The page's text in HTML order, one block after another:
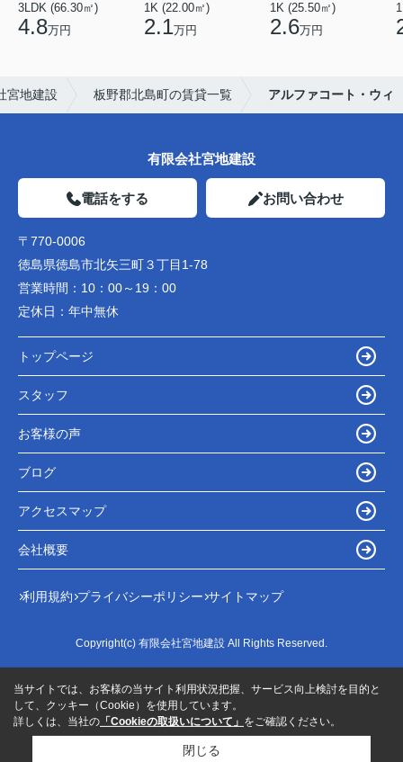
3LDK (66.30㎡)
4.8万円
1K (22.00㎡)
2.1万円
1K (25.50㎡)
2.6万円
宮地建設 板野郡北島町の賃貸一覧 アルファコート・ウィ
有限会社宮地建設
電話をする お問い合わせ
〒770-0006
徳島県徳島市北矢三町３丁目1-78
営業時間： 10：00～19：00
定休日： 年中無休
トップページ
スタッフ
お客様の声
ブログ
アクセスマップ
会社概要
利用規約 プライバシーポリシー サイトマップ
Copyright(c) 有限会社宮地建設 All Rights Reserved.
当サイトでは、お客様の当サイト利用状況把握、サービス向上検討を目的と
して、クッキー（Cookie）を使用しています。
詳しくは、当社の 「Cookieの取扱いについて」 をご確認ください。
閉じる